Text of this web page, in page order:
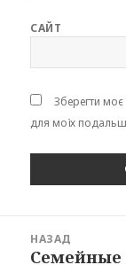
САЙТ
Зберегти
для моїх
записів
НАЗАД
Попередній
Семейные